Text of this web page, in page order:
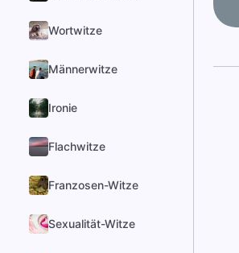
Wortwitze
Männerwitze
Ironie
Flachwitze
Franzosen-Witze
Sexualität-Witze